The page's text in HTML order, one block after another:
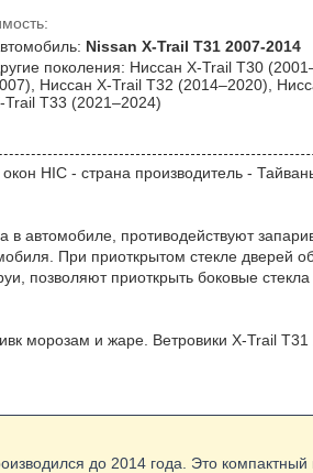
Nissan X-Trail T31 2007-2014
поколения: Ниссан X-Trail T30
Ниссан X-Trail T32 (2014–2020),
Trail T33 (2021–2024)
окон HIC - страна производитель -
в автомобиле, противодействуют
При приоткрытом стекле дверей
позволяют приоткрыть боковые
морозам и жаре. Ветровики X-Trail
до 2014 года. Это